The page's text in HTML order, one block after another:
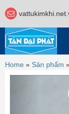
DANH MỤC
Home » Sản phẩm